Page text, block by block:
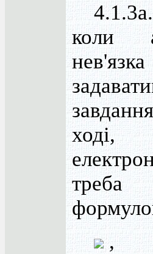
4.1.3а.
коли
ході,
треба
,